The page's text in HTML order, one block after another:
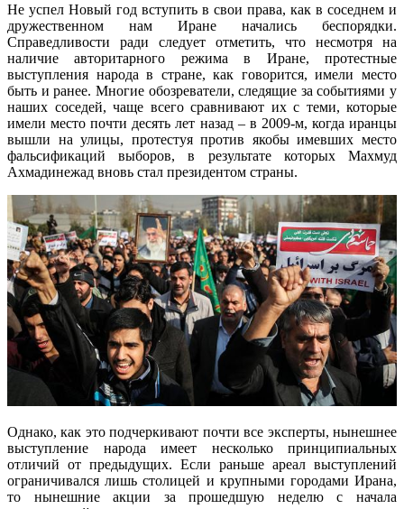
Не успел Новый год вступить в свои права, как в соседнем и
дружественном нам Иране начались беспорядки.
Справедливости ради следует отметить, что несмотря на
наличие авторитарного режима в Иране, протестные
выступления народа в стране, как говорится, имели место
быть и ранее. Многие обозреватели, следящие за событиями у
наших соседей, чаще всего сравнивают их с теми, которые
имели место почти десять лет назад – в 2009-м, когда иранцы
вышли на улицы, протестуя против якобы имевших место
фальсификаций выборов, в результате которых Махмуд
Ахмадинежад вновь стал президентом страны.
Однако, как это подчеркивают почти все эксперты, нынешнее
выступление народа имеет несколько принципиальных
отличий от предыдущих. Если раньше ареал выступлений
ограничивался лишь столицей и крупными городами Ирана,
то нынешние акции за прошедшую неделю с начала